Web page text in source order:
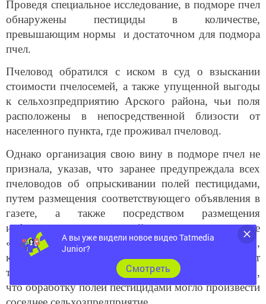
обнаружены пестициды в количестве,
превышающим нормы и достаточном для подмора
пчел.
стоимости пчелосемей, а также упущенной выгоды
к сельхозпредприятию Арского района, чьи поля
расположены в непосредственной близости от
населенного пункта, где проживал пчеловод.
признала, указав, что заранее предупреждала всех
пчеловодов об опрыскивании полей пестицидами,
путем размещения соответствующего объявления в
газете, а также посредством размещения
информации в специальной группе в мессенджере
«Ватсап». Кроме того, указала, что пестициды,
которыми они обрабатывали поля, не оказывают
токсического воздействия на пчел. Ссылается на то,
что обработку полей пестицидами могло произвести
соседнее сельхозпредприятие.
А вы уже видели новое видео Tatmedia
Junior?
Cмотреть